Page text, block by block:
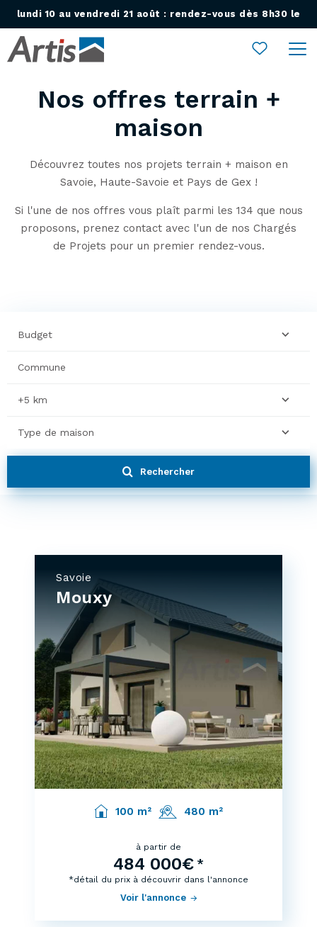
lundi 10 au vendredi 21 août : rendez-vous dès 8h30 le
Ouvrir le menu
Nos offres terrain +
maison
Découvrez toutes nos projets terrain + maison en
Savoie, Haute-Savoie et Pays de Gex !
Si l'une de nos offres vous plaît parmi les 134 que nous
proposons, prenez contact avec l'un de nos Chargés
de Projets pour un premier rendez-vous.
Budget
+5 km
Type de maison
Rechercher
Savoie
Mouxy
100 m² 480 m²
à partir de
484 000€ *
Voir l'annonce
*détail du prix à découvrir dans l'annonce